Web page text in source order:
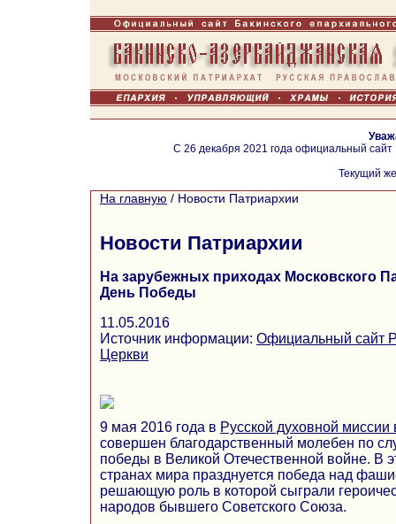
С 26 декабря 2021 года официальный
Текущий
На главную / Новости Патриархии
Новости Патриархии
На зарубежных приходах Московского
День Победы
11.05.2016
Источник информации: Официальный сайт
Церкви
9 мая 2016 года в Русской духовной
совершен благодарственный молебен по
победы в Великой Отечественной войне. В
странах мира празднуется победа над
решающую роль в которой сыграли
народов бывшего Советского Союза.